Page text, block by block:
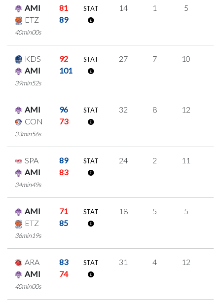
AMI
81
ETZ
89
40min00s
STAT 14 1 5
KDS
92
AMI
101
39min52s
STAT 27 7 10
AMI
96
CON
73
33min56s
STAT 32 8 12
SPA
89
AMI
83
34min49s
STAT 24 2 11
AMI
71
ETZ
85
36min19s
STAT 18 5 5
ARA
83
AMI
74
40min00s
STAT 31 4 12